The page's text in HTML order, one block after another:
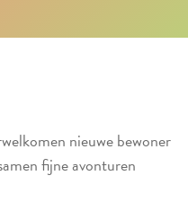
nieuwe bewoner
fijne avonturen